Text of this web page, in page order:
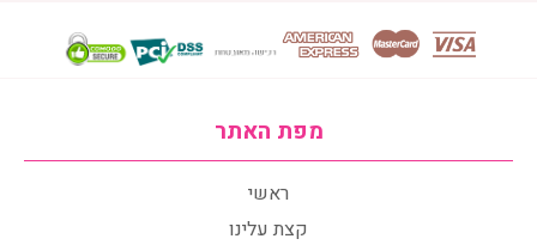
מפת האתר
ראשי
קצת עלינו